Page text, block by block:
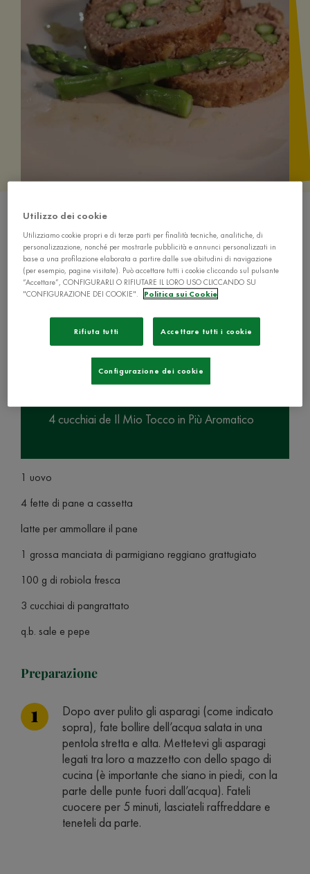
Ingredienti
700 g di carne scelta macinata di manzo
4 cucchiai de Il Mio Tocco in Più Aromatico
1 uovo
4 fette di pane a cassetta
latte per ammollare il pane
1 grossa manciata di parmigiano reggiano grattugiato
100 g di robiola fresca
3 cucchiai di pangrattato
q.b. sale e pepe
Preparazione
Dopo aver pulito gli asparagi (come indicato
sopra), fate bollire dell’acqua salata in una
pentola stretta e alta. Mettetevi gli asparagi
legati tra loro a mazzetto con dello spago di
cucina (è importante che siano in piedi, con la
parte delle punte fuori dall’acqua). Fateli
cuocere per 5 minuti, lasciateli raffreddare e
teneteli da parte.
Utilizzo dei cookie
Utilizziamo cookie propri e di terze parti per finalità tecniche, analitiche, di
personalizzazione, nonché per mostrarle pubblicità e annunci personalizzati in
base a una profilazione elaborata a partire dalle sue abitudini di navigazione
(per esempio, pagine visitate). Può accettare tutti i cookie cliccando sul pulsante
“Accettare”, CONFIGURARLI O RIFIUTARE IL LORO USO CLICCANDO SU
"CONFIGURAZIONE DEI COOKIE".
Politica sui Cookie
Rifiuta tutti Accettare tutti i cookie
Configurazione dei cookie